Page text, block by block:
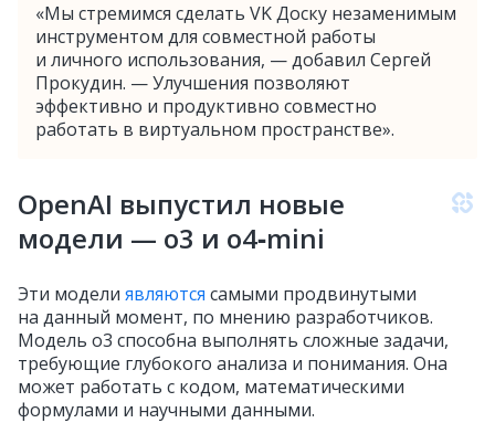
«Мы стремимся сделать VK Доску незаменимым
инструментом для совместной работы
и личного использования, — добавил Сергей
Прокудин. — Улучшения позволяют
эффективно и продуктивно совместно
работать в виртуальном пространстве».
OpenAI выпустил новые
модели — o3 и o4‑mini
Эти модели являются самыми продвинутыми
на данный момент, по мнению разработчиков.
Модель o3 способна выполнять сложные задачи,
требующие глубокого анализа и понимания. Она
может работать с кодом, математическими
формулами и научными данными.